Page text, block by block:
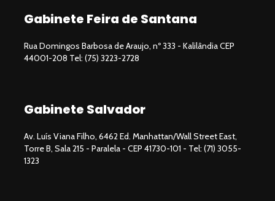
Gabinete Feira de Santana
Rua Domingos Barbosa de Araujo, nº 333 - Kalilândia CEP
44001-208 Tel: (75) 3223-2728
Gabinete Salvador
Av. Luís Viana Filho, 6462 Ed. Manhattan/Wall Street East,
Torre B, Sala 215 - Paralela - CEP 41730-101 - Tel: (71) 3055-
1323